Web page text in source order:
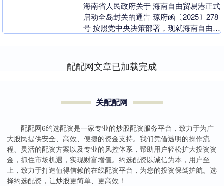
海南省人民政府关于 海南自由贸易港正式
启动全岛封关的通告 琼府函〔2025〕278
号 按照党中央决策部署，现就海南自由贸
配配网文章已加载完成
关配配网
配配网6约选配资是一家专业的炒股配资服务平台，致力于为广
大股民提供安全、高效、便捷的资金支持。我们凭借透明的操作流
程、灵活的配资方案以及专业的风控体系，帮助用户轻松扩大投资资
金，抓住市场机遇，实现财富增值。约选配资以诚信为本，用户至
上，致力于打造值得信赖的在线配资平台，为您的投资保驾护航。选
择约选配资，让炒股更简单、更高效！